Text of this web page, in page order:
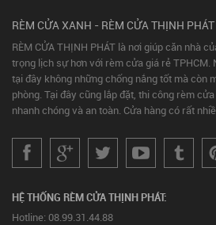
RÈM CỬA XANH - RÈM CỬA THỊNH PHÁT
RÈM CỬA THỊNH PHÁT là nơi giúp căn nhà
trọng lịch sự hơn với rèm cửa giá rẻ TPHCM.
tại đây không những chống nắng tốt mà còn
phòng. Tại đây cũng lắp đặt, thi công rèm
nhanh chóng và an toàn. Cửa hàng có rất
HỆ THỐNG RÈM CỬA THỊNH PHÁT:
Hotline: 08.99.31.44.88